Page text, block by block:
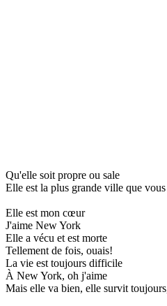
Qu'elle soit propre ou sale
Elle est la plus grande ville que
Elle est mon cœur
J'aime New York
Elle a vécu et est morte
Tellement de fois, ouais!
La vie est toujours difficile
À New York, oh j'aime
Mais elle va bien, elle survit